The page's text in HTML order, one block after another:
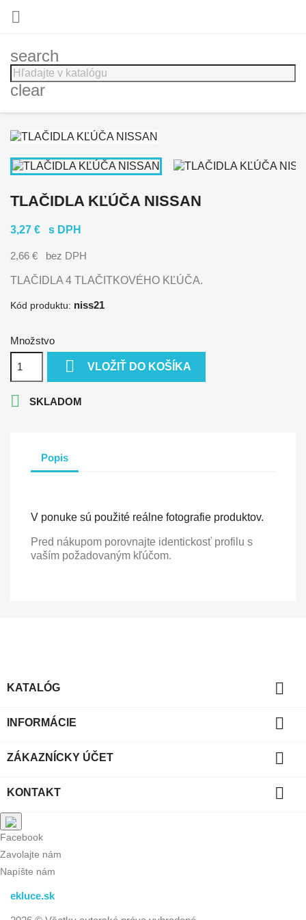

search
clear
TLAČIDLA KĽÚČA NISSAN
3,27 € s DPH
2,66 € bez DPH
TLAČIDLA 4 TLAČITKOVÉHO KĽÚČA.
Kód produktu: niss21
Množstvo
 VLOŽIŤ DO KOŠÍKA
 SKLADOM
Popis
V ponuke sú použité reálne fotografie produktov.
Pred nákupom porovnajte identickosť profilu s
vaším požadovaným kľúčom.
KATALÓG 
INFORMÁCIE 
ZÁKAZNÍCKY ÚČET 
KONTAKT 
Facebook
Zavolajte nám
Napíšte nám
ekluce.sk